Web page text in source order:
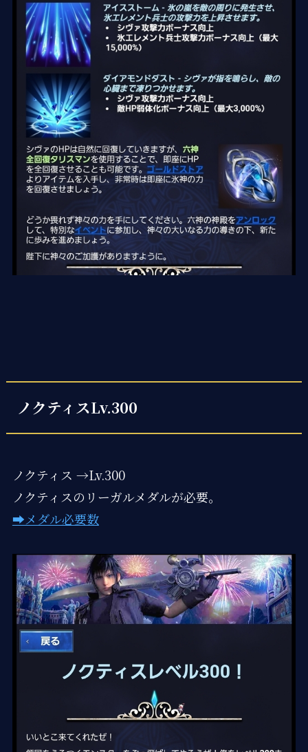
ノクティスLv.300
ノクティス →Lv.300
ノクティスのリーガルメダルが必要。
➡メダル必要数